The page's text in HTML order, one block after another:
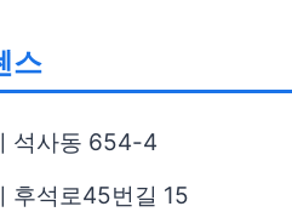
스
석사동 654-4
후석로45번길 15